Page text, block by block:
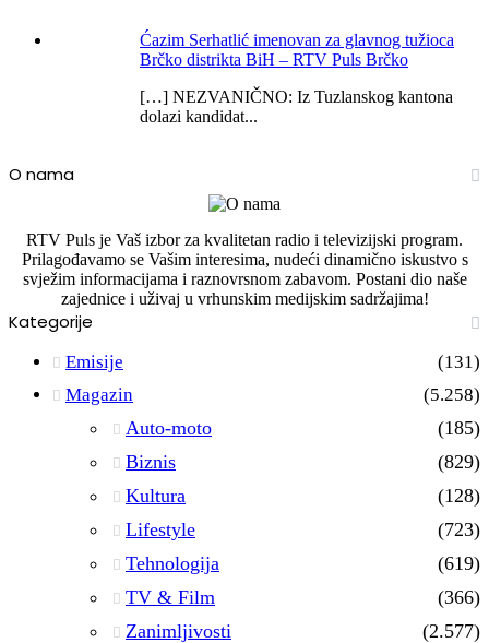
Ćazim Serhatlić imenovan za glavnog tužioca
Brčko distrikta BiH – RTV Puls Brčko
[…] NEZVANIČNO: Iz Tuzlanskog kantona
dolazi kandidat...
O nama
RTV Puls je Vaš izbor za kvalitetan radio i televizijski program.
Prilagođavamo se Vašim interesima, nudeći dinamično iskustvo s
svježim informacijama i raznovrsnom zabavom. Postani dio naše
zajednice i uživaj u vrhunskim medijskim sadržajima!
Kategorije
Emisije
(131)
Magazin
(5.258)
Auto-moto
(185)
Biznis
(829)
Kultura
(128)
Lifestyle
(723)
Tehnologija
(619)
TV & Film
(366)
Zanimljivosti
(2.577)